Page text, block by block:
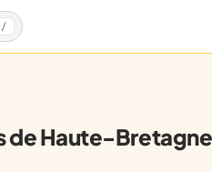
/
de Haute-